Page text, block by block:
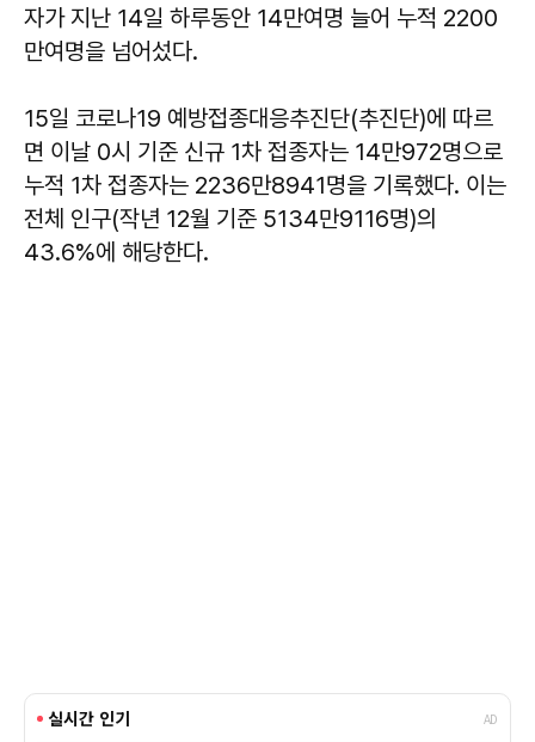
자가 지난 14일 하루동안 14만여명 늘어 누적 2200
만여명을 넘어섰다.
15일 코로나19 예방접종대응추진단(추진단)에 따르
면 이날 0시 기준 신규 1차 접종자는 14만972명으로
누적 1차 접종자는 2236만8941명을 기록했다. 이는
전체 인구(작년 12월 기준 5134만9116명)의
43.6%에 해당한다.